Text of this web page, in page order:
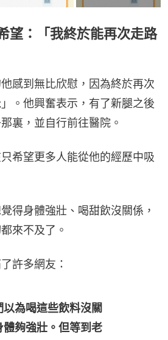
望：「我終於能再次走路
感到無比欣慰，因為終於再次
。他興奮表示，有了新腿之後
裏，並自行前往醫院。
希望更多人能從他的經歷中吸
得身體強壯、喝甜飲沒關係，
來不及了。
許多網友：
為喝這些飲料沒關
體夠強壯。但等到老